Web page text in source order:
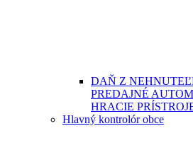
DAŇ Z
PREDAJNÉ
HRACIE
Hlavný kontrolór obce